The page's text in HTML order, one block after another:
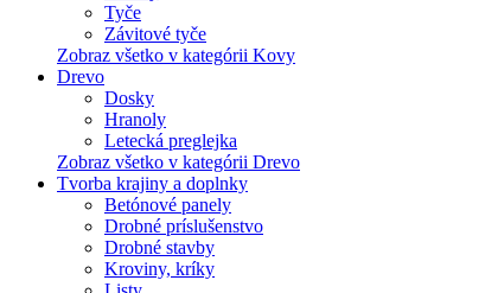
Tyče
Závitové tyče
Zobraz všetko v kategórii Kovy
Drevo
Dosky
Hranoly
Letecká preglejka
Zobraz všetko v kategórii Drevo
Tvorba krajiny a doplnky
Betónové panely
Drobné príslušenstvo
Drobné stavby
Kroviny, kríky